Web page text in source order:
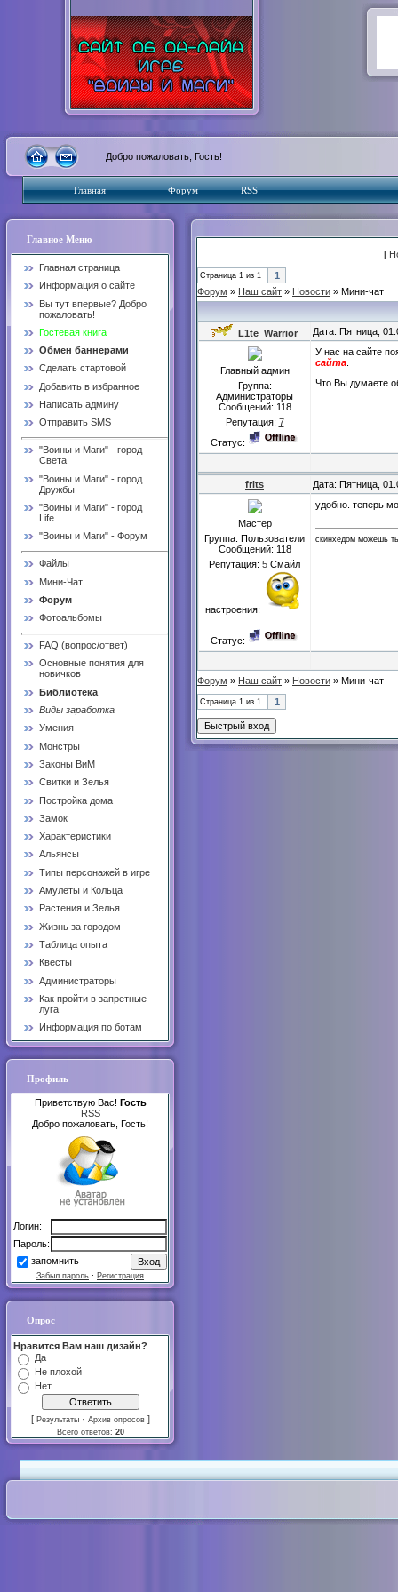
Добро пожаловать, Гость!
Главная Форум RSS
Главное Меню
Главная страница
Информация о сайте
Вы тут впервые? Добро
пожаловать!
Гостевая книга
Обмен баннерами
Сделать стартовой
Добавить в избранное
Написать админу
Отправить SMS
"Воины и Маги" - город
Света
"Воины и Маги" - город
Дружбы
"Воины и Маги" - город
Life
"Воины и Маги" - Форум
Файлы
Мини-Чат
Форум
Фотоальбомы
FAQ (вопрос/ответ)
Основные понятия для
новичков
Библиотека
Виды заработка
Умения
Монстры
Законы ВиМ
Свитки и Зелья
Постройка дома
Замок
Характеристики
Альянсы
Типы персонажей в игре
Амулеты и Кольца
Растения и Зелья
Жизнь за городом
Таблица опыта
Квесты
Администраторы
Как пройти в запретные
луга
Информация по ботам
Профиль
Приветствую Вас! Гость
RSS
Добро пожаловать, Гость!
Логин:
Пароль:
запомнить
Забыл пароль · Регистрация
Опрос
Нравится Вам наш дизайн?
Да
Не плохой
Нет
[ Результаты · Архив опросов ]
Всего ответов: 20
[
Страница 1 из 1
1
Форум » Наш сайт » Новости » Мини-чат
L1te_Warrior Дата: Пятница,
Главный админ
Группа:
Администраторы
Сообщений: 118
Репутация: 7
Статус:
У нас на сайте
сайта
Что Вы думаете
frits Дата: Пятница,
Мастер
Группа: Пользователи
Сообщений: 118
Репутация: 5 Смайл
настроения:
Статус:
удобно. теперь
скинхедом можешь
Форум » Наш сайт » Новости » Мини-чат
Страница 1 из 1 1